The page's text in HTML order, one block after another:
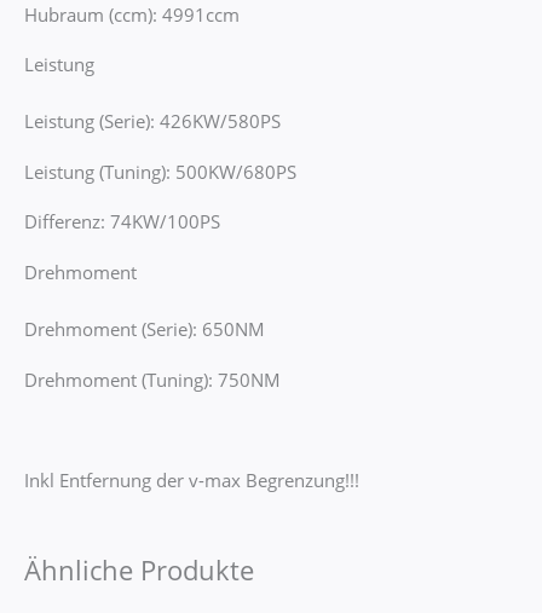
Hubraum (ccm): 4991ccm
Leistung
Leistung (Serie): 426KW/580PS
Leistung (Tuning): 500KW/680PS
Differenz: 74KW/100PS
Drehmoment
Drehmoment (Serie): 650NM
Drehmoment (Tuning): 750NM
Inkl Entfernung der v-max Begrenzung!!!
Ähnliche Produkte